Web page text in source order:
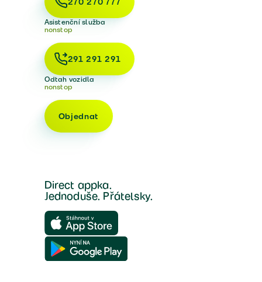
Asistenční služba
nonstop
291 291 291
Odtah vozidla
nonstop
Objednat
Direct appka.
Jednoduše. Přátelsky.